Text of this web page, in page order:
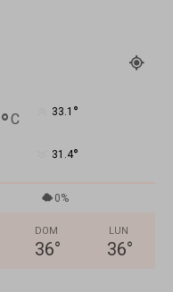
°C 33.1 °
31.4°
0%
DOM
36°
LUN
36°